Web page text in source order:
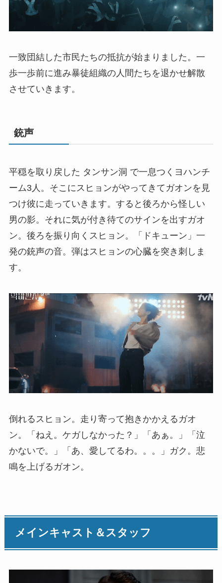
一致団結した市民たちの抵抗が始まりました。一
歩一歩前に進み暴徒組織の人間たちを退かせ解散
させていきます。
銃声
平穏を取り戻した タンサン洞 で一息つくヨハンチ
ーム3人。そこにスヒョンがやってきてガオンを見
つけ彼に走っていきます。すると後ろから怪しい
男の影。それに気が付き待てのサインを出すガオ
ン。後ろを振り向くスヒョン。「ドキューン」一
発の銃声の音。弾はスヒョンの心臓を突き刺しま
す。
倒れるスヒョン。走り寄って抱きかかえるガオ
ン。「ねえ。ケガしなかった？」「あぁ。」「泣
かないで。」「あ、愛してるわ。。。」ガク。悲
鳴を上げるガオン。
メインキャスト＆スタッフ